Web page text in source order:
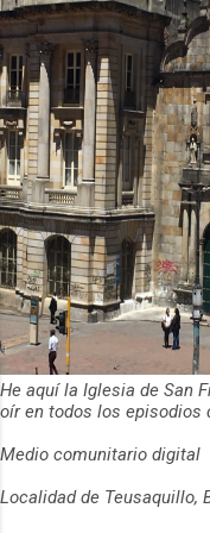
He aquí la Iglesia de San
oír en todos los episodios
Medio comunitario digital
Localidad de Teusaquillo,